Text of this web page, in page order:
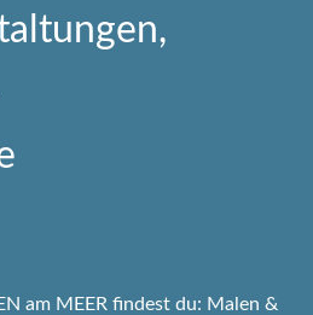
am MEER findest du: Malen &